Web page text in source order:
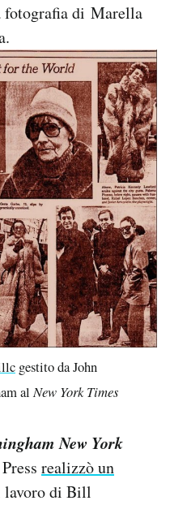
fotografia di Marella
gestito da John
alNew York Times
New York
realizzò un
lavoro di Bill